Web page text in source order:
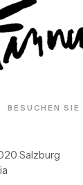
BESUCHEN SIE
Salzburg